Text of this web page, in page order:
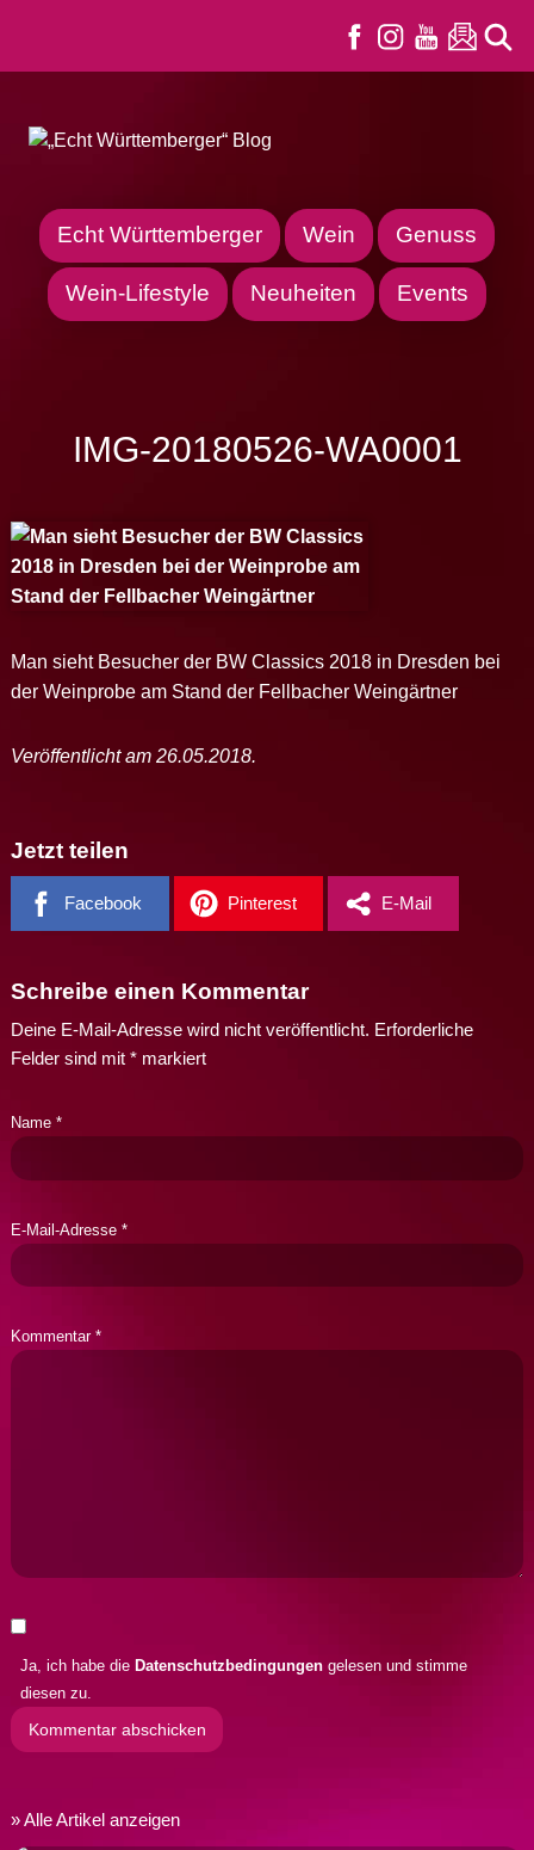
Echt Württemberger Wein Genuss
Wein-Lifestyle Neuheiten Events
IMG-20180526-WA0001
Man sieht Besucher der BW Classics 2018 in Dresden bei
der Weinprobe am Stand der Fellbacher Weingärtner
Veröffentlicht am 26.05.2018.
Jetzt teilen
Facebook Pinterest E-Mail
Schreibe einen Kommentar
Deine E-Mail-Adresse wird nicht veröffentlicht. Erforderliche
Felder sind mit* markiert
Name*
E-Mail-Adresse*
Kommentar*
Ja, ich habe die Datenschutzbedingungengelesen und stimme
diesen zu.
Alle Artikel anzeigen